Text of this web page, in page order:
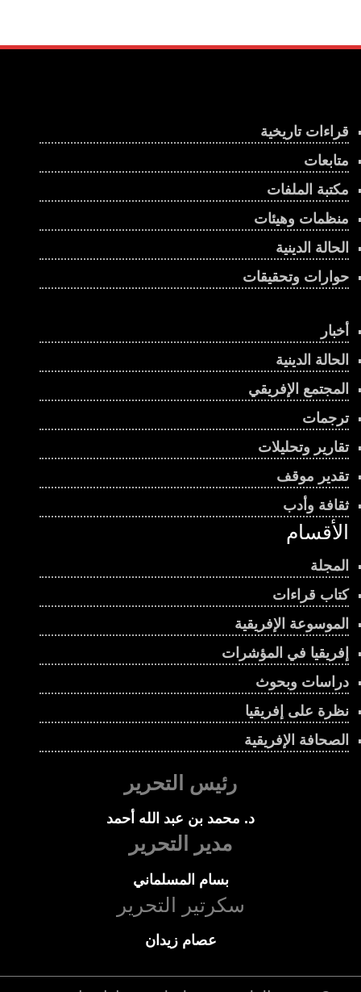
قراءات تاريخية
متابعات
مكتبة الملفات
منظمات وهيئات
الحالة الدينية
حوارات وتحقيقات
أخبار
الحالة الدينية
المجتمع الإفريقي
ترجمات
تقارير وتحليلات
تقدير موقف
ثقافة وأدب
الأقسام
المجلة
كتاب قراءات
الموسوعة الإفريقية
إفريقيا في المؤشرات
دراسات وبحوث
نظرة على إفريقيا
الصحافة الإفريقية
رئيس التحرير
د. محمد بن عبد الله أحمد
مدير التحرير
بسام المسلماني
سكرتير التحرير
عصام زيدان